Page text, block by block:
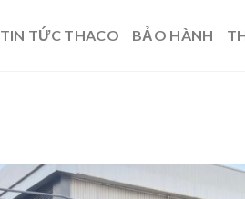
TIN TỨC THACO BẢO HÀNH